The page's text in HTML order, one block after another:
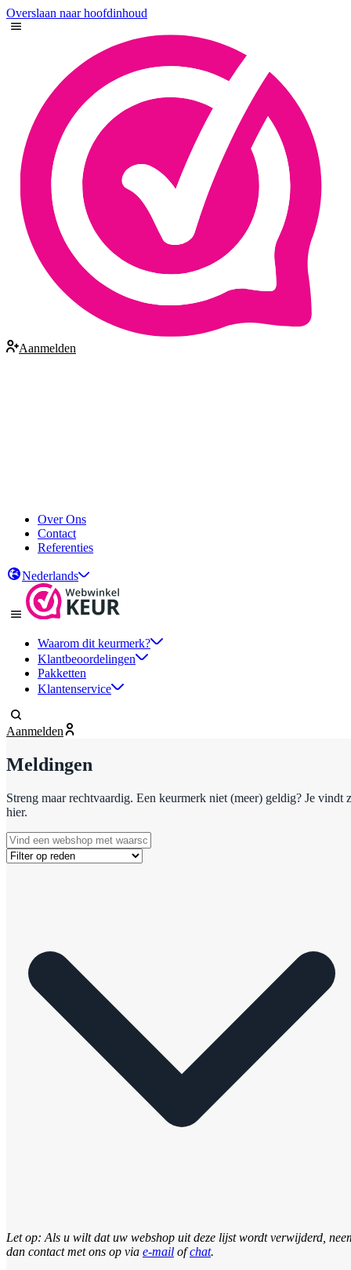
Overslaan naar hoofdinhoud
Aanmelden
Over Ons
Contact
Referenties
Nederlands
Waarom dit keurmerk?
Klantbeoordelingen
Pakketten
Klantenservice
Aanmelden
Meldingen
Streng maar rechtvaardig. Een keurmerk niet (meer) geldig? Je vindt
hier.
Let op: Als u wilt dat uw webshop uit deze lijst wordt verwijderd,
dan contact met ons op via e-mail ofchat.